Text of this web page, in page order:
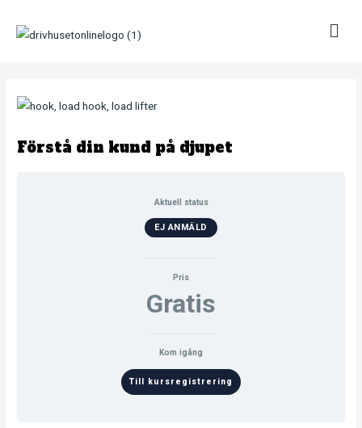
Förstå din kund på djupet
Aktuell status
EJ ANMÄLD
Pris
Gratis
Kom igång
Till kursregistrering